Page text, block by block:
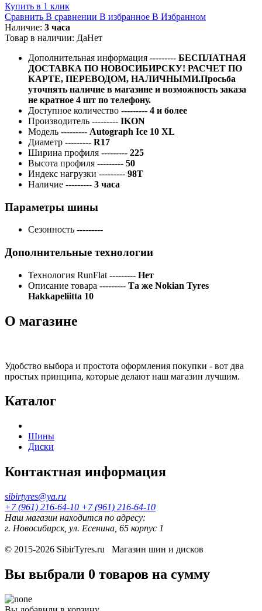
Купить в 1 клик
Сравнить В сравнении В избранное В Избранном
Наличие: 3 часа
Товар в наличии: ДаНет
Дополнительная информация --------- БЕСПЛАТНАЯ
ДОСТАВКА ПО НОВОСИБИРСКУ! РАСЧЕТ ПО
КАРТЕ, ПЕРЕВОДОМ, НАЛИЧНЫМИ.Просьба
уточнять наличие в магазине и возможность заказа
не кратное 4 шт по телефону.
Доступное количество --------- 4 и более
Производитель --------- IKON
Модель --------- Autograph Ice 10 XL
Диаметр --------- R17
Ширина профиля --------- 225
Высота профиля --------- 50
Индекс нагрузки --------- 98T
Наличие --------- 3 часа
Параметры шины
Сезонность ---------
Дополнительные технологии
Технология RunFlat --------- Нет
Описание товара --------- Та же Nokian Tyres
Hakkapeliitta 10
О магазине
Удобство выбора и простота оформления покупки - вот два
простых принципа, которые делают наш магазин лучшим.
Каталог
Шины
Диски
Контактная информация
sibirtyres@ya.ru
+7 (961) 216-64-10 +7 (961) 216-64-10
Наш магазин находится по адресу:
г. Новосибирск, ул. Есенина, 65 корпус 1
© 2015-2026 SibirTyres.ru Магазин шин и дисков
Вы выбрали 0 товаров на сумму